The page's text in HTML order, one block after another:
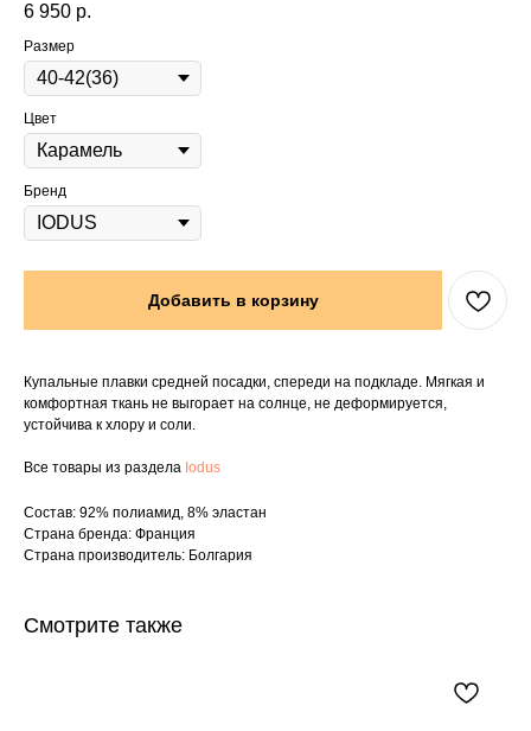
6 950 р.
Размер
Цвет
Бренд
Добавить в корзину
Купальные плавки средней посадки, спереди на подкладе. Мягкая и
комфортная ткань не выгорает на солнце, не деформируется,
устойчива к хлору и соли.
Все товары из раздела Iodus
Состав: 92% полиамид, 8% эластан
Страна бренда: Франция
Страна производитель: Болгария
Смотрите также